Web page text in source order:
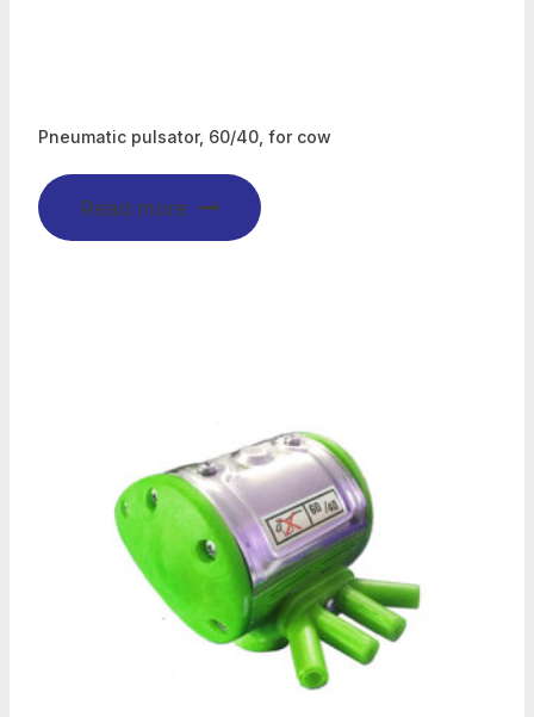
Pneumatic pulsator, 60/40, for cow
Read more